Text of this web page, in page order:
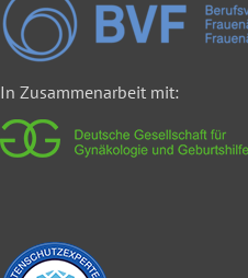
In Zusammenarbeit mit: